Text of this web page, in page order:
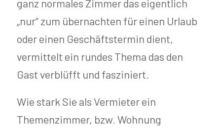
ganz normales Zimmer das eigentlich
„nur“ zum übernachten für einen Urlaub
oder einen Geschäftstermin dient,
vermittelt ein rundes Thema das den
Gast verblüfft und fasziniert.
Wie stark Sie als Vermieter ein
Themenzimmer, bzw. Wohnung